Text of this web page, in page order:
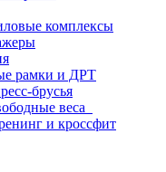
комплексы
рамки и ДРТ
брусья
веса
и кроссфит